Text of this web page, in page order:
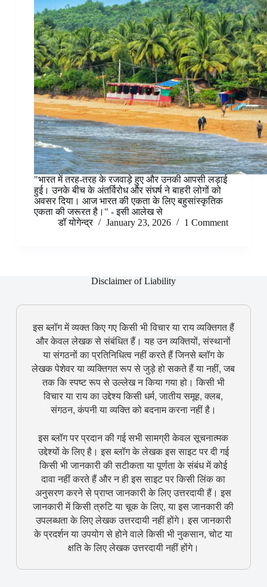
"भारत में तरह-तरह के रजवाड़े हुए और उनकी आपसी लड़ाई
हुई। उनके बीच के अंतर्विरोध और संघर्ष ने बाहरी लोगों को
अवसर दिया। आज भारत की एकता के लिए बहुसांस्कृतिक
एकता की जरूरत है।" - इसी आलेख से
डॉ योगेन्द्र
January 23, 2026 1 Comment
Disclaimer of Liability
इस ब्लॉग में व्यक्त किए गए किसी भी विचार या राय व्यक्तिगत हैं
और केवल लेखक से संबंधित हैं। यह उन व्यक्तियों, संस्थानों
या संगठनों का प्रतिनिधित्व नहीं करते हैं जिनसे ब्लॉग के
लेखक पेशेवर या व्यक्तिगत रूप से जुड़े हो सकते हैं या नहीं, जब
तक कि स्पष्ट रूप से उल्लेख न किया गया हो। किसी भी
विचार या राय का उद्देश्य किसी धर्म, जातीय समूह, क्लब,
संगठन, कंपनी या व्यक्ति को बदनाम करना नहीं है।
इस ब्लॉग पर प्रदान की गई सभी सामग्री केवल सूचनात्मक
उद्देश्यों के लिए है। इस ब्लॉग के लेखक इस साइट पर दी गई
किसी भी जानकारी की सटीकता या पूर्णता के संबंध में कोई
दावा नहीं करते हैं और न ही इस साइट पर किसी लिंक का
अनुसरण करने से प्राप्त जानकारी के लिए उत्तरदायी हैं। इस
जानकारी में किसी त्रुटि या चूक के लिए, या इस जानकारी की
उपलब्धता के लिए लेखक उत्तरदायी नहीं होंगे। इस जानकारी
के प्रदर्शन या उपयोग से होने वाले किसी भी नुकसान, चोट या
क्षति के लिए लेखक उत्तरदायी नहीं होंगे।